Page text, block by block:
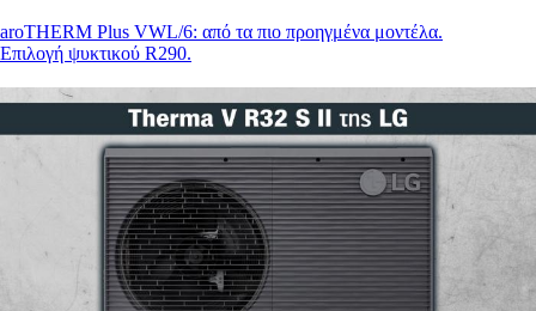
aroTHERM Plus VWL/6: από τα πιο προηγμένα μοντέλα.
Επιλογή ψυκτικού R290.